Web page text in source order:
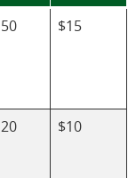
$15
$10